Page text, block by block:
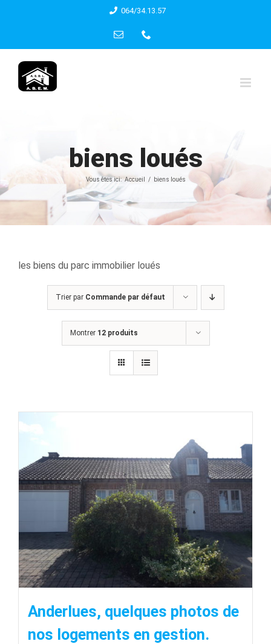
content
064/34.13.57
Email
biens loués
Vous êtes ici: Accueil biens loués
les biens du parc immobilier loués
Trier par Commande par défaut
Montrer 12 produits
Anderlues, quelques photos de
nos logements en gestion.